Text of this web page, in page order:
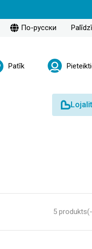
По-русски
Patīk
5